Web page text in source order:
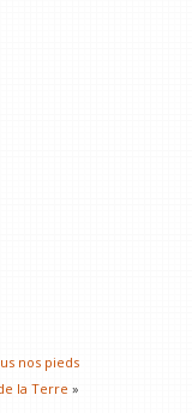
nos pieds
la Terre »